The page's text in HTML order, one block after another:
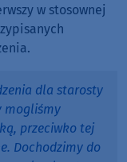
w stosownej
dla starosty
mogliśmy
przeciwko tej
Dochodzimy do